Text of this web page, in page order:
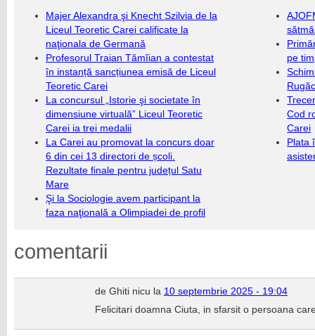
Majer Alexandra şi Knecht Szilvia de la
Liceul Teoretic Carei calificate la
naţionala de Germană
Profesorul Traian Tămîian a contestat
în instanță sancțiunea emisă de Liceul
Teoretic Carei
La concursul „Istorie şi societate în
dimensiune virtuală” Liceul Teoretic
Carei ia trei medalii
La Carei au promovat la concurs doar
6 din cei 13 directori de școli.
Rezultate finale pentru județul Satu
Mare
Şi la Sociologie avem participant la
faza naţională a Olimpiadei de profil
pe
Cod
Carei
Plata
comentarii
de Ghiti nicu la 10 septembrie 2025 - 19:04
Felicitari doamna Ciuta, in sfarsit o persoana